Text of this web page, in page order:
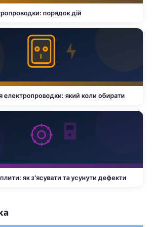
порядок дій
електропроводки: який коли обирати
як з'ясувати та усунути дефекти